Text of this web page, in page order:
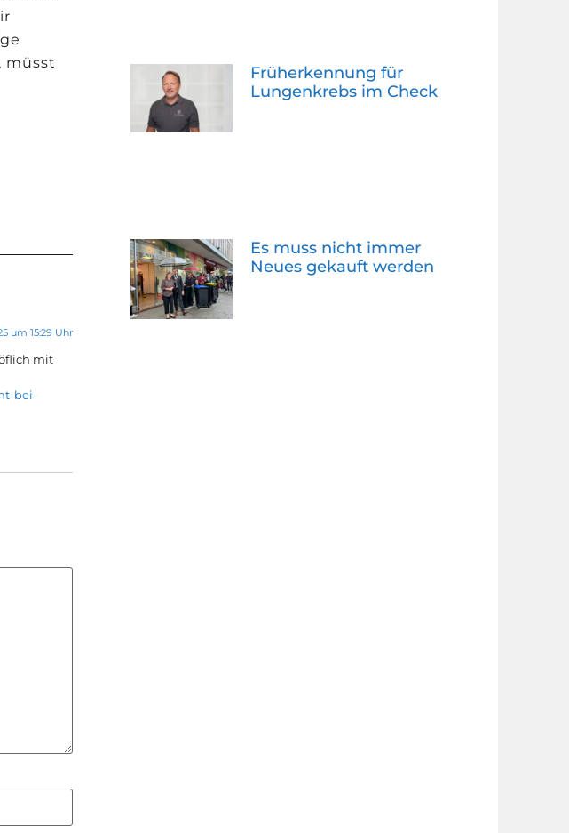
müsst
um 15:29 Uhr
mit
bei-
Früherkennung für
Lungenkrebs im Check
Es muss nicht immer
Neues gekauft werden